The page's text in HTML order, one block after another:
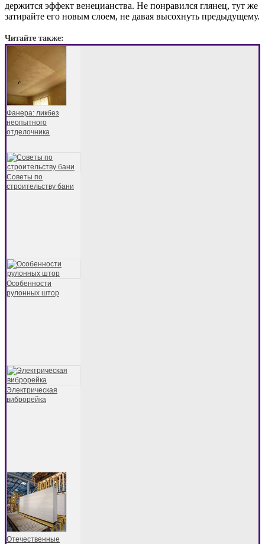
держится эффект венецианства. Не понравился глянец, тут же
затирайте его новым слоем, не давая высохнуть предыдущему.
Читайте также:
Фанера: ликбез
неопытного
отделочника
Советы по
строительству бани
Особенности
рулонных штор
Электрическая
виброрейка
Отечественные